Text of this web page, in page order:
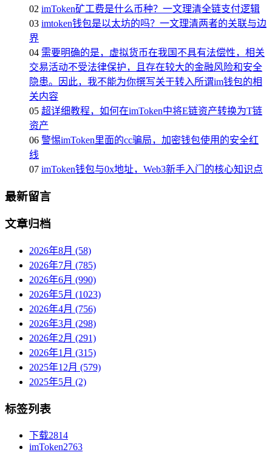
02 imToken矿工费是什么币种？一文理清全链支付逻辑
03 imtoken钱包是以太坊的吗？一文理清两者的关联与边
界
04 需要明确的是，虚拟货币在我国不具有法偿性，相关
交易活动不受法律保护，且存在较大的金融风险和安全
隐患。因此，我不能为你撰写关于转入所谓im钱包的相
关内容
05 超详细教程，如何在imToken中将E链资产转换为T链
资产
06 警惕imToken里面的cc骗局，加密钱包使用的安全红
线
07 imToken钱包与0x地址，Web3新手入门的核心知识点
最新留言
文章归档
2026年8月 (58)
2026年7月 (785)
2026年6月 (990)
2026年5月 (1023)
2026年4月 (756)
2026年3月 (298)
2026年2月 (291)
2026年1月 (315)
2025年12月 (579)
2025年5月 (2)
标签列表
下载2814
imToken2763